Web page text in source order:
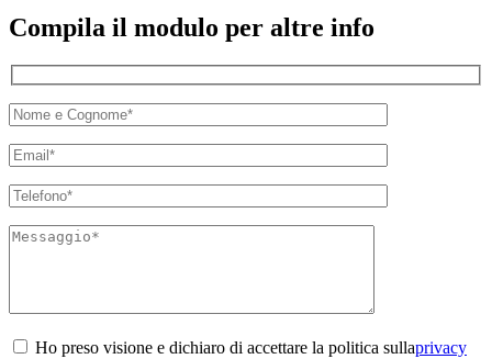
Compila il modulo per altre info
Ho preso visione e dichiaro di accettare la politica sullaprivacy